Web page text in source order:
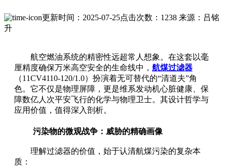
更新时间：2025-07-25点击次数：1238 来源：吕铭
升
航空燃油系统的精密性远超常人想象。在这套以毫
厘精度确保万米高空安全的生命线中， 航煤过滤器
（11CV4110-120/1.0）扮演着无可替代的“清道夫”角
色。它不仅是物理屏障，更是维系发动机心脏健康、保
障数亿人次平安飞行的化学与物理卫士。其设计哲学与
应用价值，值得深入剖析。
污染物的微观战争：威胁的精确画像
理解过滤器的价值，始于认清航煤污染的复杂本
质：